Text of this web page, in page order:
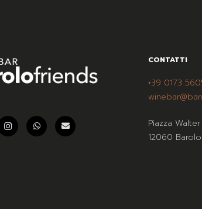
CONTATTI
+39 0173
Piazza
12060